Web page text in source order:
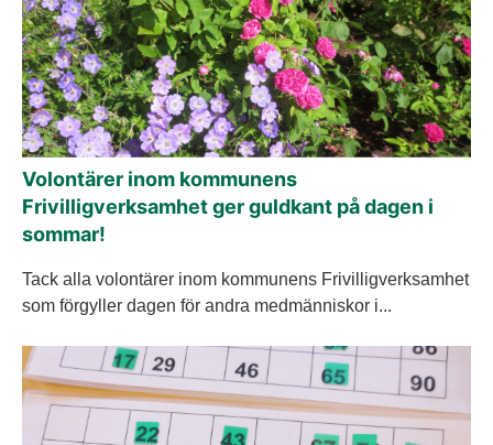
Volontärer inom kommunens
Frivilligverksamhet ger guldkant på dagen i
sommar!
Tack alla volontärer inom kommunens Frivilligverksamhet
som förgyller dagen för andra medmänniskor i...